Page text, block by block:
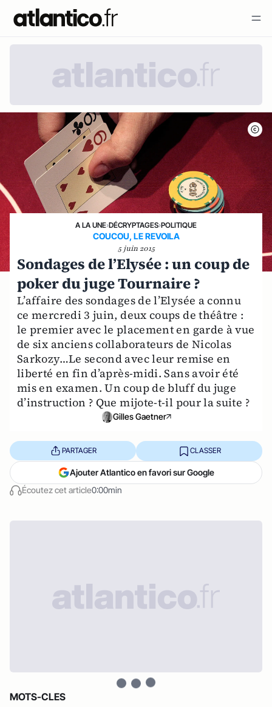
A LA UNE›DÉCRYPTAGES›POLITIQUE
COUCOU, LE REVOILA
5 juin 2015
Sondages de l’Elysée : un coup de
poker du juge Tournaire ?
L’affaire des sondages de l’Elysée a connu
ce mercredi 3 juin, deux coups de théâtre :
le premier avec le placement en garde à vue
de six anciens collaborateurs de Nicolas
Sarkozy…Le second avec leur remise en
liberté en fin d’après-midi. Sans avoir été
mis en examen. Un coup de bluff du juge
d’instruction ? Que mijote-t-il pour la suite ?
Gilles Gaetner
Écoutez cet article0:00min
PARTAGER CLASSER
Ajouter Atlantico en favori sur Google
MOTS-CLES